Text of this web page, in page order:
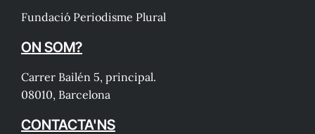
Fundació Periodisme Plural
ON SOM?
Carrer Bailén 5, principal.
08010, Barcelona
CONTACTA'NS